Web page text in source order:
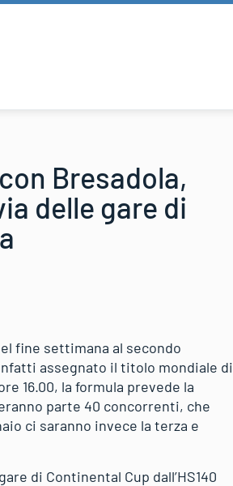
Bresadola,
delle gare di
fine settimana al secondo
assegnato il titolo mondiale di
16.00, la formula prevede la
parte 40 concorrenti, che
ci saranno invece la terza e
di Continental Cup dall’HS140